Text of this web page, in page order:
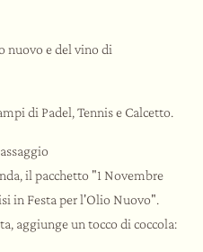
nuovo e del vino di
di Padel, Tennis e Calcetto.
il pacchetto "1 Novembre
in Festa per l'Olio Nuovo".
aggiunge un tocco di coccola: